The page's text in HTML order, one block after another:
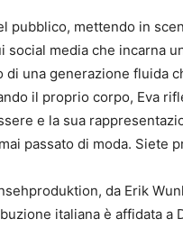
pubblico, mettendo in
media che incarna
una generazione fluida
il proprio corpo, Eva
e la sua
passato di moda. Siete
da Erik
italiana è affidata